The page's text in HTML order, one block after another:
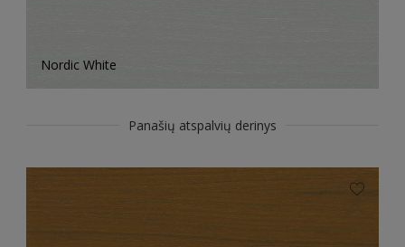
Nordic White
Panašių atspalvių derinys